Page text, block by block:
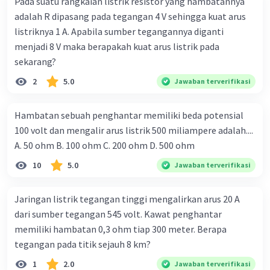
adalah R dipasang pada tegangan 4 V sehingga kuat arus
listriknya 1 A. Apabila sumber tegangannya diganti
menjadi 8 V maka berapakah kuat arus listrik pada
sekarang?
2 5.0 Jawaban terverifikasi
Hambatan sebuah penghantar memiliki beda potensial
100 volt dan mengalir arus listrik 500 miliampere adalah....
A. 50 ohm B. 100 ohm C. 200 ohm D. 500 ohm
10 5.0 Jawaban terverifikasi
Jaringan listrik tegangan tinggi mengalirkan arus 20 A
dari sumber tegangan 545 volt. Kawat penghantar
memiliki hambatan 0,3 ohm tiap 300 meter. Berapa
tegangan pada titik sejauh 8 km?
1 2.0 Jawaban terverifikasi